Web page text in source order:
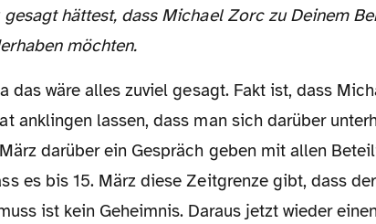
möchten.
das wäre alles zuviel gesagt. Fakt ist, dass
anklingen lassen, dass man sich darüber
darüber ein Gespräch geben mit allen
es bis 15. März diese Zeitgrenze gibt, dass
ist kein Geheimnis. Daraus jetzt wieder